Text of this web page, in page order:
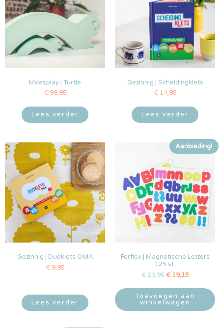
Moesplay | Turtle
€ 99,95
Lees verder
Gezinnig | Scheidingklets
€ 14,95
Lees verder
Gezinnig | Duoklets OMA
€ 9,95
Lees verder
Aanbieding!
Ferflex | Magnetische Letters
125 st.
€ 23,95 €19,15
Toevoegen aan
winkelwagen